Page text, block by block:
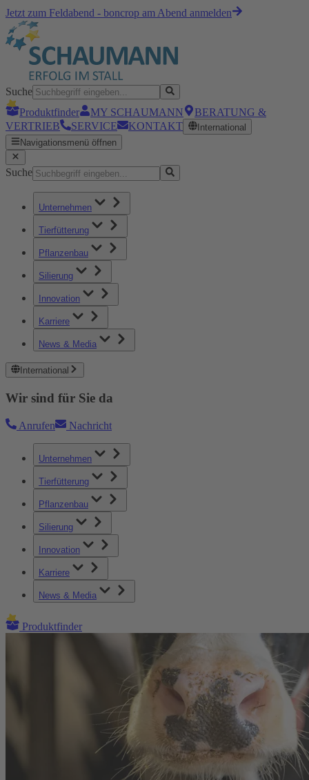
Jetzt zum Feldabend - boncrop am Abend anmelden
Suche
Produktfinder
MY SCHAUMANN
BERATUNG &
VERTRIEB
SERVICE KONTAKT
International
Navigationsmenü öffnen
Suche
Unternehmen
Tierfütterung
Pflanzenbau
Silierung
Innovation
Karriere
News & Media
International
Wir sind für Sie da
Anrufen Nachricht
Unternehmen
Tierfütterung
Pflanzenbau
Silierung
Innovation
Karriere
News & Media
Produktfinder